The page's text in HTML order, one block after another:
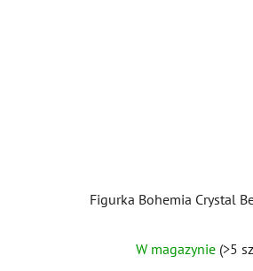
Figurka Bohemia Crystal
ocena
W magazynie (>5